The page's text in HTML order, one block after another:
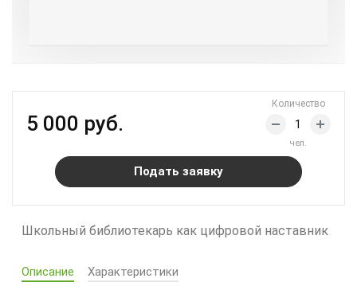
5 000 руб.
Количество
чел.
Подать заявку
Школьный библиотекарь как цифровой наставник
Описание Характеристики